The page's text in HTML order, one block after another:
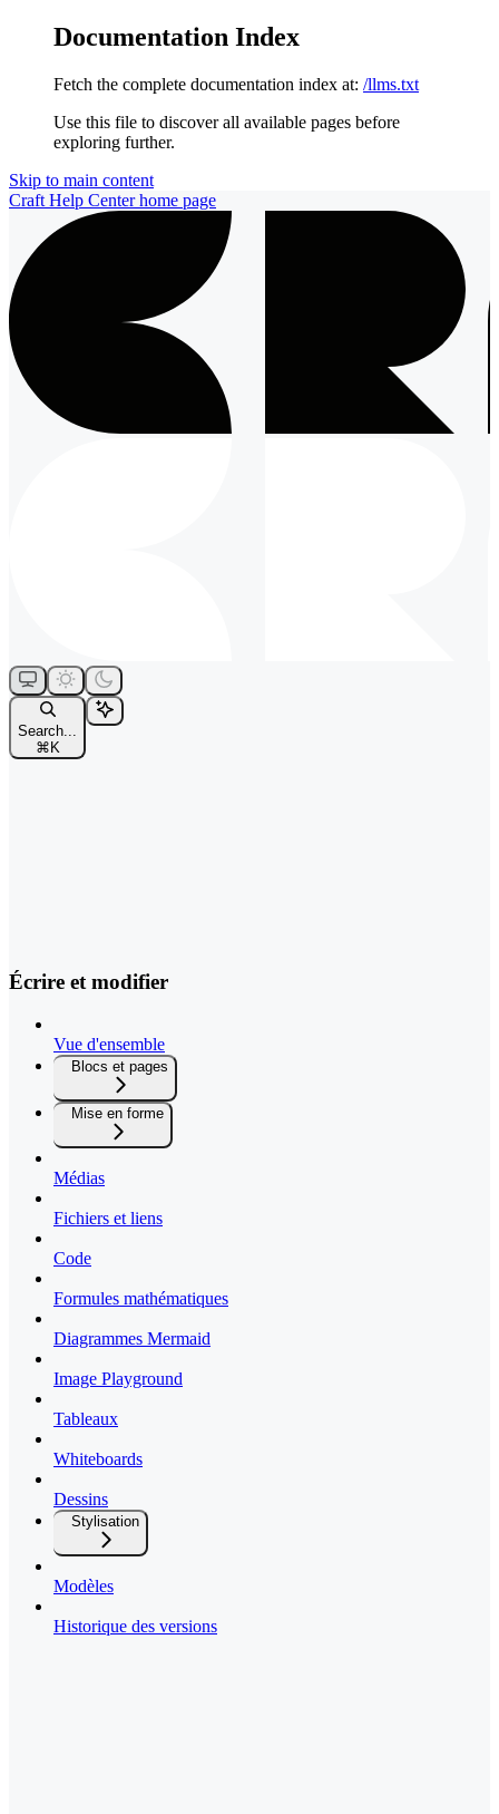
Documentation Index
Fetch the complete documentation index at: /llms.txt
Use this file to discover all available pages before
exploring further.
Skip to main content
Craft Help Centerhome page
Search...
⌘ K
Écrire et modifier
Vue d'ensemble
Blocs et pages
Mise en forme
Médias
Fichiers et liens
Code
Formules mathématiques
Diagrammes Mermaid
Image Playground
Tableaux
Whiteboards
Dessins
Stylisation
Modèles
Historique des versions